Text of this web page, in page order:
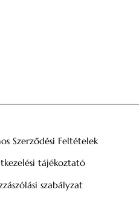
Szerződési Feltételek
tájékoztató
szabályzat